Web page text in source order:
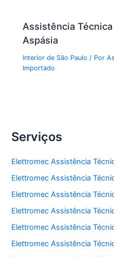
Assistência
Aspásia
Interior de São Paulo / Por
Importado
Serviços
Elettromec Assistência
Elettromec Assistência
Elettromec Assistência
Elettromec Assistência
Elettromec Assistência
Elettromec Assistência